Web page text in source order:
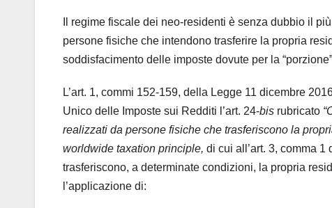
Il regime fiscale dei neo-residenti è senza dubbio il
persone fisiche che intendono trasferire la propria
soddisfacimento delle imposte dovute per la
L’art. 1, commi 152-159, della Legge 11 dicembre
Unico delle Imposte sui Redditi l’art. 24-bis rubricato
realizzati da persone fisiche che trasferiscono la
worldwide taxation principle, di cui all’art. 3, comma
trasferiscono, a determinate condizioni, la propria
l’applicazione di: